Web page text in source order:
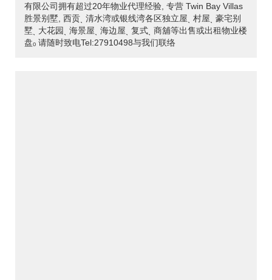
有限公司拥有超过20年物业代理经验, 专营 Twin Bay Villas
胜景别墅, 西贡ˎ 清水湾或银线湾各区独立屋ˎ 村屋ˎ 豪宅别
墅ˎ 大花园ˎ 海景屋ˎ 海边屋ˎ 复式ˎ 商舖等出售或出租物业楼
盘ₒ 请随时致电Tel:27910498与我们联络